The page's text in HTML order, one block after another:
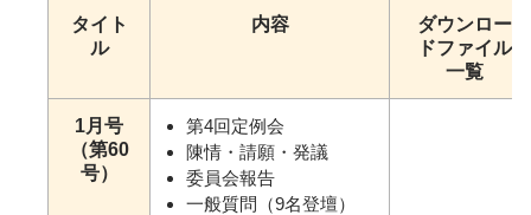
タイト
ル
内容
ダウンロー
ドファイル
一覧
1月号
（第60
号）
第4回定例会
陳情・請願・発議
委員会報告
一般質問（9名登壇）